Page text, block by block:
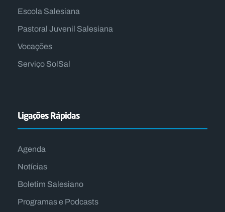
Escola Salesiana
Pastoral Juvenil Salesiana
Vocações
Serviço SolSal
Ligações Rápidas
Agenda
Notícias
Boletim Salesiano
Programas e Podcasts